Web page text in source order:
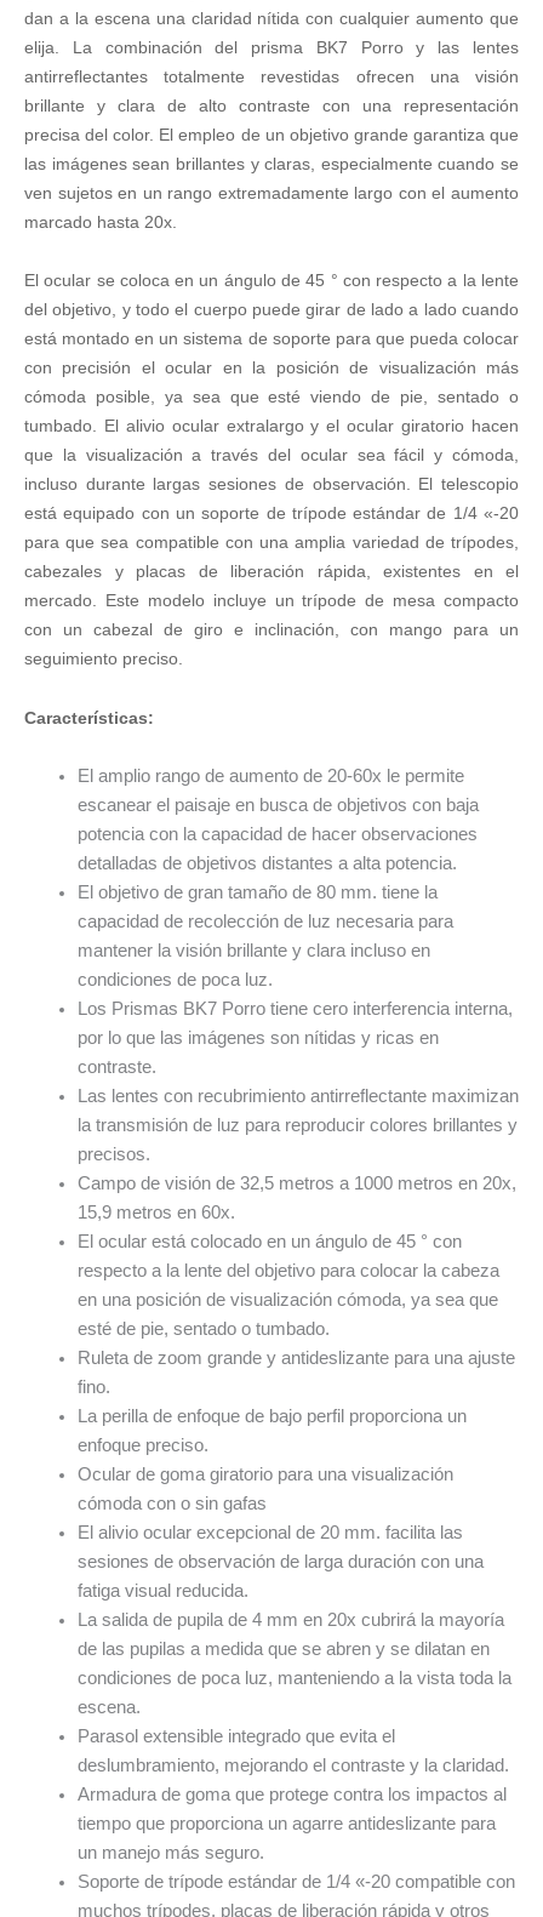
dan a la escena una claridad nítida con cualquier aumento que
elija. La combinación del prisma BK7 Porro y las lentes
antirreflectantes totalmente revestidas ofrecen una visión
brillante y clara de alto contraste con una representación
precisa del color. El empleo de un objetivo grande garantiza que
las imágenes sean brillantes y claras, especialmente cuando se
ven sujetos en un rango extremadamente largo con el aumento
marcado hasta 20x.
El ocular se coloca en un ángulo de 45 ° con respecto a la lente
del objetivo, y todo el cuerpo puede girar de lado a lado cuando
está montado en un sistema de soporte para que pueda colocar
con precisión el ocular en la posición de visualización más
cómoda posible, ya sea que esté viendo de pie, sentado o
tumbado. El alivio ocular extralargo y el ocular giratorio hacen
que la visualización a través del ocular sea fácil y cómoda,
incluso durante largas sesiones de observación. El telescopio
está equipado con un soporte de trípode estándar de 1/4 «-20
para que sea compatible con una amplia variedad de trípodes,
cabezales y placas de liberación rápida, existentes en el
mercado. Este modelo incluye un trípode de mesa compacto
con un cabezal de giro e inclinación, con mango para un
seguimiento preciso.
Características:
El amplio rango de aumento de 20-60x le permite
escanear el paisaje en busca de objetivos con baja
potencia con la capacidad de hacer observaciones
detalladas de objetivos distantes a alta potencia.
El objetivo de gran tamaño de 80 mm. tiene la
capacidad de recolección de luz necesaria para
mantener la visión brillante y clara incluso en
condiciones de poca luz.
Los Prismas BK7 Porro tiene cero interferencia interna,
por lo que las imágenes son nítidas y ricas en
contraste.
Las lentes con recubrimiento antirreflectante maximizan
la transmisión de luz para reproducir colores brillantes y
precisos.
Campo de visión de 32,5 metros a 1000 metros en 20x,
15,9 metros en 60x.
El ocular está colocado en un ángulo de 45 ° con
respecto a la lente del objetivo para colocar la cabeza
en una posición de visualización cómoda, ya sea que
esté de pie, sentado o tumbado.
Ruleta de zoom grande y antideslizante para una ajuste
fino.
La perilla de enfoque de bajo perfil proporciona un
enfoque preciso.
Ocular de goma giratorio para una visualización
cómoda con o sin gafas
El alivio ocular excepcional de 20 mm. facilita las
sesiones de observación de larga duración con una
fatiga visual reducida.
La salida de pupila de 4 mm en 20x cubrirá la mayoría
de las pupilas a medida que se abren y se dilatan en
condiciones de poca luz, manteniendo a la vista toda la
escena.
Parasol extensible integrado que evita el
deslumbramiento, mejorando el contraste y la claridad.
Armadura de goma que protege contra los impactos al
tiempo que proporciona un agarre antideslizante para
un manejo más seguro.
Soporte de trípode estándar de 1/4 «-20 compatible con
muchos trípodes, placas de liberación rápida y otros